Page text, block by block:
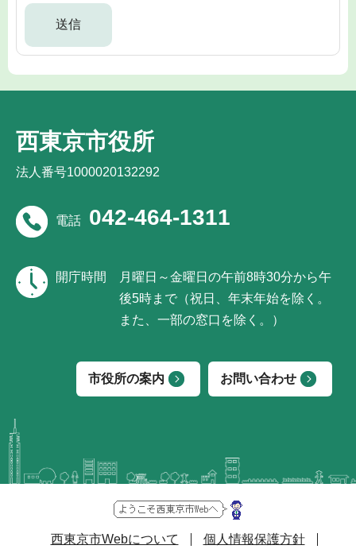
西東京市役所
法人番号1000020132292
電話 042-464-1311
開庁時間
月曜日～金曜日の午前8時30分から午
後5時まで（祝日、年末年始を除く。
また、一部の窓口を除く。）
市役所の案内 お問い合わせ
西東京市Webについて 個人情報保護方針